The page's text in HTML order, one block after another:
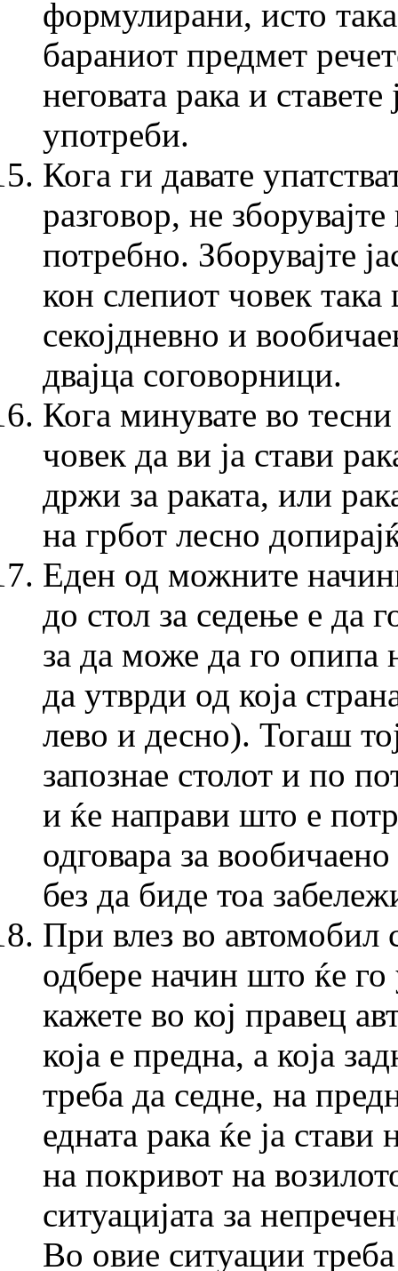
формулирани, исто
бараниот предмет
неговата рака и
употреби.
Кога ги давате
разговор, не
потребно. Зборувајте
кон слепиот човек
секојдневно и
двајца соговорници.
Кога минувате во
човек да ви ја стави
држи за раката, или
на грбот лесно
Еден од можните
до стол за седење е да
за да може да го опипа
да утврди од која
лево и десно). Тогаш
запознае столот и по
и ќе направи што е
одговара за
без да биде тоа
При влез во автомобил
одбере начин што ќе
кажете во кој правец
која е предна, а која
треба да седне, на
едната рака ќе ја стави
на покривот на
ситуацијата за
Во овие ситуации